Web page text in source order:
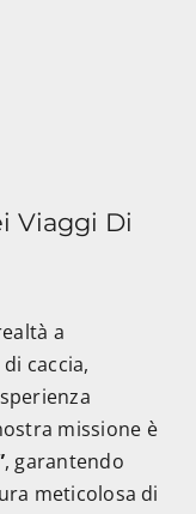
Viaggi Di
a
caccia,
missione è
, garantendo
meticolosa di